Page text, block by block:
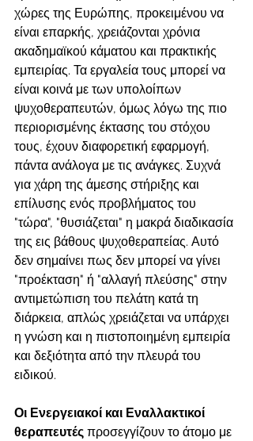
χώρες της Ευρώπης, προκειμένου να
είναι επαρκής, χρειάζονται χρόνια
ακαδημαϊκού κάματου και πρακτικής
εμπειρίας. Τα εργαλεία τους μπορεί να
είναι κοινά με των υπολοίπων
ψυχοθεραπευτών, όμως λόγω της πιο
περιορισμένης έκτασης του στόχου
τους, έχουν διαφορετική εφαρμογή,
πάντα ανάλογα με τις ανάγκες. Συχνά
για χάρη της άμεσης στήριξης και
επίλυσης ενός προβλήματος του
"τώρα", "θυσιάζεται" η μακρά διαδικασία
της εις βάθους ψυχοθεραπείας. Αυτό
δεν σημαίνει πως δεν μπορεί να γίνει
"προέκταση" ή "αλλαγή πλεύσης" στην
αντιμετώπιση του πελάτη κατά τη
διάρκεια, απλώς χρειάζεται να υπάρχει
η γνώση και η πιστοποιημένη εμπειρία
και δεξιότητα από την πλευρά του
ειδικού.
Οι Ενεργειακοί και Εναλλακτικοί
θεραπευτές προσεγγίζουν το άτομο με